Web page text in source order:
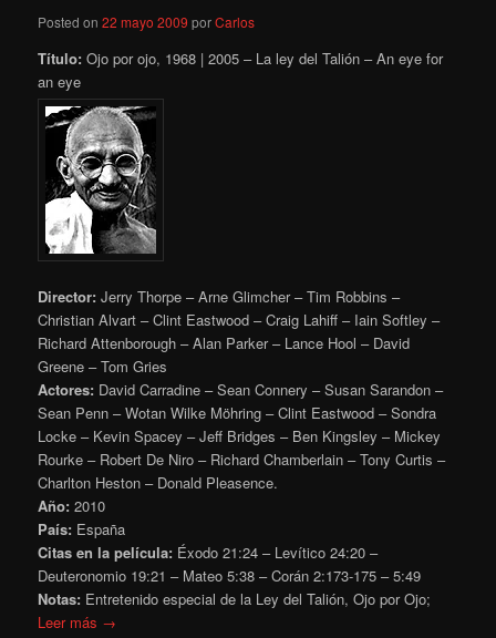
Posted on22 mayo 2009 porCarlos
Título:Ojo por ojo, 1968 | 2005 – La ley del Talión – An eye for
an eye
Director: Jerry Thorpe – Arne Glimcher – Tim Robbins –
Christian Alvart – Clint Eastwood – Craig Lahiff – Iain Softley –
Richard Attenborough – Alan Parker – Lance Hool – David
Greene – Tom Gries
Actores: David Carradine – Sean Connery – Susan Sarandon –
Sean Penn – Wotan Wilke Möhring – Clint Eastwood – Sondra
Locke – Kevin Spacey – Jeff Bridges – Ben Kingsley – Mickey
Rourke – Robert De Niro – Richard Chamberlain – Tony Curtis –
Charlton Heston – Donald Pleasence.
Año: 2010
País: España
Citas en la película: Éxodo 21:24 – Levítico 24:20 –
Deuteronomio 19:21 – Mateo 5:38 – Corán 2:173-175 – 5:49
Notas: Entretenido especial de la Ley del Talión, Ojo por Ojo;
Leer más →